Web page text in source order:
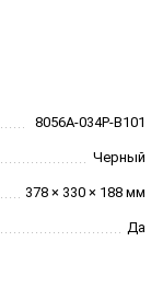
8056A-034P-B101
Черный
378 × 330 × 188 мм
Да